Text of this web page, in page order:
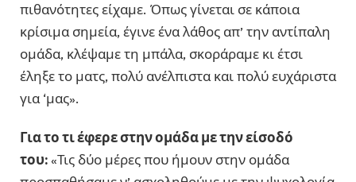
πιθανότητες είχαμε. Όπως γίνεται σε κάποια
κρίσιμα σημεία, έγινε ένα λάθος απ’ την αντίπαλη
ομάδα, κλέψαμε τη μπάλα, σκοράραμε κι έτσι
έληξε το ματς, πολύ ανέλπιστα και πολύ ευχάριστα
για ‘μας».
Για το τι έφερε στην ομάδα με την είσοδό
του:«Τις δύο μέρες που ήμουν στην ομάδα